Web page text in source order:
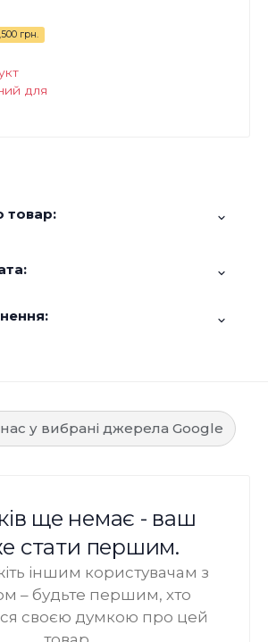
грн.
для
товар:
у вибрані джерела Google
ще немає - ваш
стати першим.
іншим користувачам з
– будьте першим, хто
своєю думкою про цей